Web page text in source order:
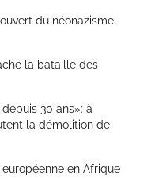
du néonazisme
la bataille des
30 ans»: à
la démolition de
en Afrique